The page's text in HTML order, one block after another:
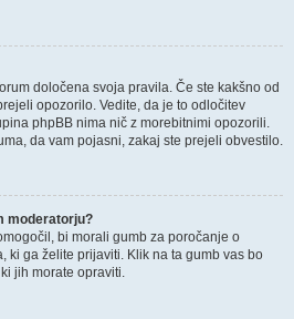
določena svoja pravila. Če ste kakšno od
opozorilo. Vedite, da je to odločitev
phpBB nima nič z morebitnimi opozorili.
da vam pojasni, zakaj ste prejeli obvestilo.
moderatorju?
bi morali gumb za poročanje o
ki ga želite prijaviti. Klik na ta gumb vas bo
jih morate opraviti.